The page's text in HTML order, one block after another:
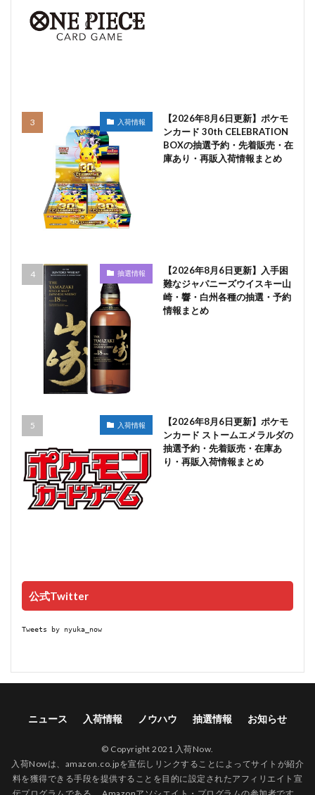
入荷情報
【2026年8月6日更新】ポケモ
ンカード 30th CELEBRATION
BOXの抽選予約・先着販売・在
庫あり・再販入荷情報まとめ
抽選情報
【2026年8月6日更新】入手困
難なジャパニーズウイスキー山
崎・響・白州各種の抽選・予約
情報まとめ
入荷情報
【2026年8月6日更新】ポケモ
ンカード ストームエメラルダの
抽選予約・先着販売・在庫あ
り・再販入荷情報まとめ
公式Twitter
Tweets by nyuka_now
ニュース 入荷情報 ノウハウ 抽選情報 お知らせ
© Copyright 2021 入荷Now.
入荷Nowは、amazon.co.jpを宣伝しリンクすることによってサイトが紹介
料を獲得できる手段を提供することを目的に設定されたアフィリエイト宣
伝プログラムである、 Amazonアソシエイト・プログラムの参加者です。